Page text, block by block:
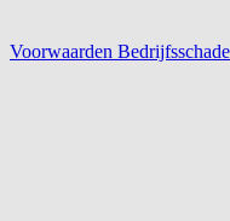
Voorwaarden